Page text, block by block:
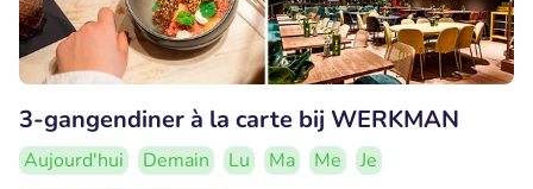
3-gangendiner à la carte bij WERKMAN
Aujourd'hui Demain Lu Ma Me
Je